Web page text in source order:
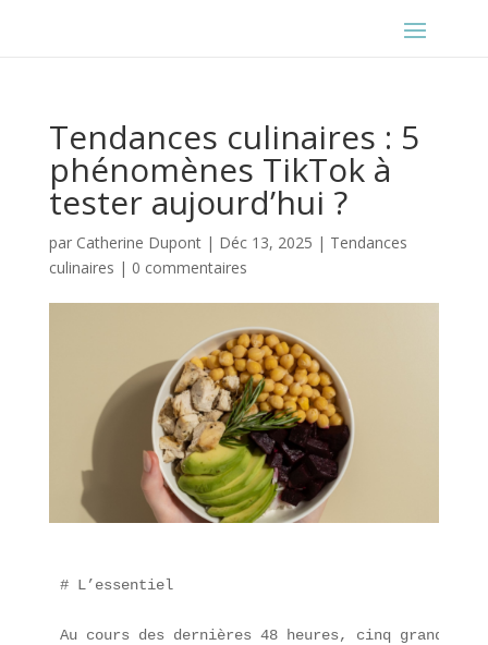
Tendances culinaires : 5
phénomènes TikTok à
tester aujourd’hui ?
par Catherine Dupont| Déc 13, 2025 | Tendances
culinaires | 0 commentaires
# L’essentiel
Au cours des dernières 48 heures, cinq grandes